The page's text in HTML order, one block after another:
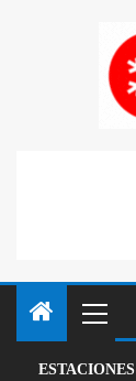
ESTACIONES